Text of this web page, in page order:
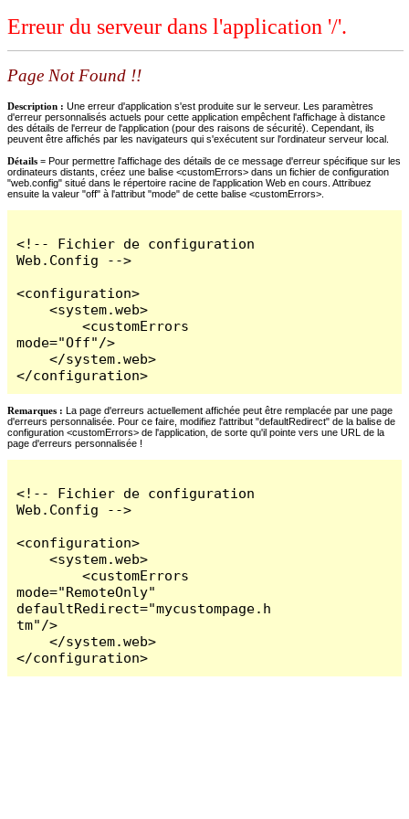
Erreur du serveur dans l'application '/'.
Page Not Found !!
Description : Une erreur d'application s'est produite sur le serveur. Les paramètres
d'erreur personnalisés actuels pour cette application empêchent l'affichage à distance
des détails de l'erreur de l'application (pour des raisons de sécurité). Cependant, ils
peuvent être affichés par les navigateurs qui s'exécutent sur l'ordinateur serveur local.
Détails = Pour permettre l'affichage des détails de ce message d'erreur spécifique sur les
ordinateurs distants, créez une balise <customErrors> dans un fichier de configuration
"web.config" situé dans le répertoire racine de l'application Web en cours. Attribuez
ensuite la valeur "off" à l'attribut "mode" de cette balise <customErrors>.
<!-- Fichier de configuration
Web.Config -->
<configuration>
    <system.web>
        <customErrors
mode="Off"/>
    </system.web>
</configuration>
Remarques : La page d'erreurs actuellement affichée peut être remplacée par une page
d'erreurs personnalisée. Pour ce faire, modifiez l'attribut "defaultRedirect" de la balise de
configuration <customErrors> de l'application, de sorte qu'il pointe vers une URL de la
page d'erreurs personnalisée !
<!-- Fichier de configuration
Web.Config -->
<configuration>
    <system.web>
        <customErrors
mode="RemoteOnly"
defaultRedirect="mycustompage.h
tm"/>
    </system.web>
</configuration>